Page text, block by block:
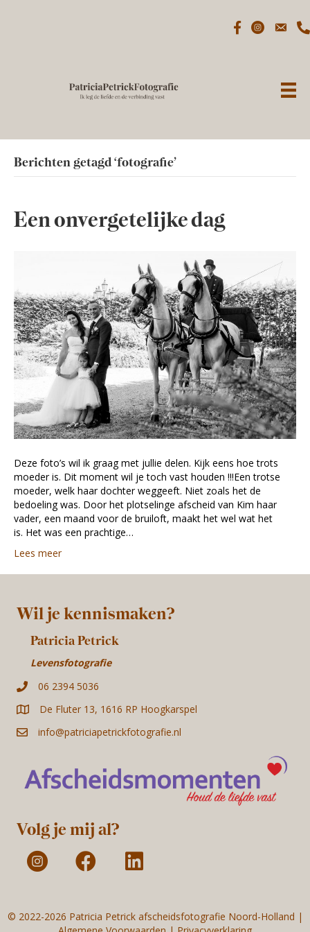
Berichten getagd ‘fotografie’
Een onvergetelijke dag
Deze foto’s wil ik graag met jullie delen. Kijk eens hoe trots
moeder is. Dit moment wil je toch vast houden !!!Een trotse
moeder, welk haar dochter weggeeft. Niet zoals het de
bedoeling was. Door het plotselinge afscheid van Kim haar
vader, een maand voor de bruiloft, maakt het wel wat het
is. Het was een prachtige…
Lees meer
Wil je kennismaken?
Patricia Petrick
Levensfotografie
06 2394 5036
De Fluter 13, 1616 RP Hoogkarspel
info@patriciapetrickfotografie.nl
Volg je mij al?
© 2022-2026 Patricia Petrick afscheidsfotografie Noord-Holland |